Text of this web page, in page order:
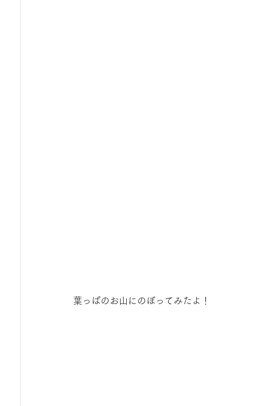
葉っぱのお山にのぼってみたよ！